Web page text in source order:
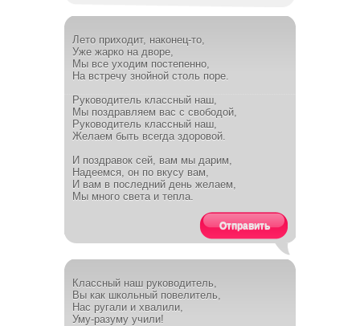
Лето приходит, наконец-то,
Уже жарко на дворе,
Мы все уходим постепенно,
На встречу знойной столь поре.
Руководитель классный наш,
Мы поздравляем вас с свободой,
Руководитель классный наш,
Желаем быть всегда здоровой.
И поздравок сей, вам мы дарим,
Надеемся, он по вкусу вам,
И вам в последний день желаем,
Мы много света и тепла.
Отправить
Классный наш руководитель,
Вы как школьный повелитель,
Нас ругали и хвалили,
Уму-разуму учили!